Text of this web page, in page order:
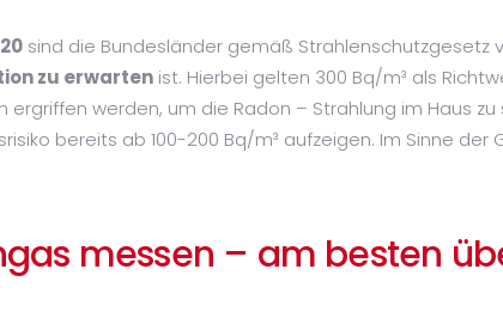
sind die Bundesländer gemäß
zu erwarten ist. Hierbei gelten 300 Bq/m³ als
ergriffen werden, um die Radon – Strahlung im Haus
bereits ab 100-200 Bq/m³ aufzeigen. Im Sinne
messen – am besten